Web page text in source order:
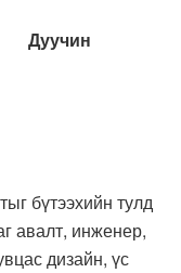
бүтээхийн тулд
авалт, инженер,
дизайн, үс